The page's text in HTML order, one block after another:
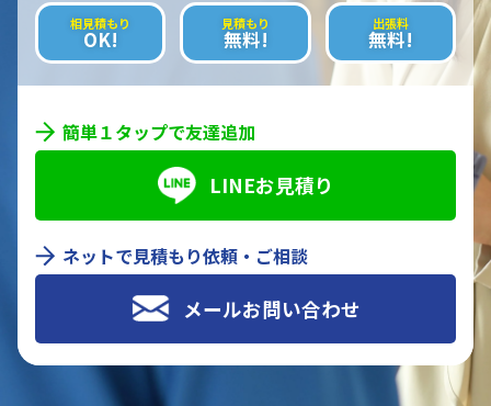
相見積もり
OK!
見積もり
無料!
出張料
無料!
簡単１タップで友達追加
LINEお見積り
ネットで見積もり依頼・ご相談
メールお問い合わせ